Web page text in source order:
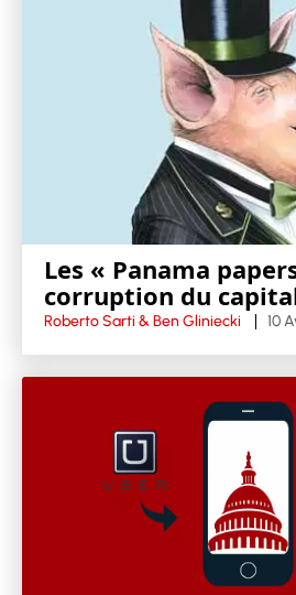
Les « Panama
corruption du
Roberto Sarti & Ben Gliniecki 10